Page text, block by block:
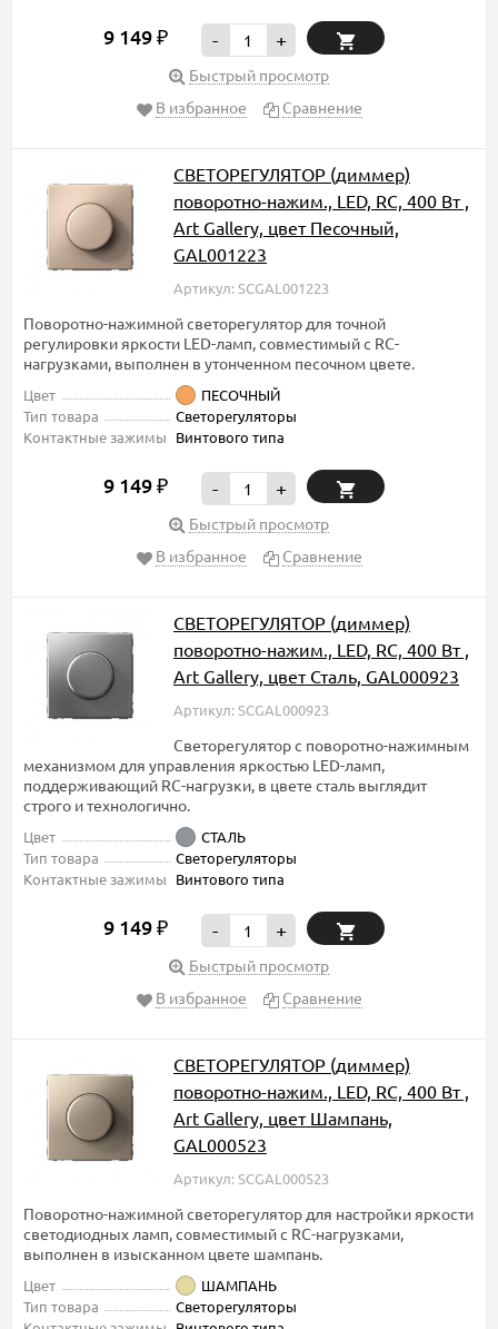
9 149 ₽ - +
Быстрый просмотр
В избранное
Сравнение
СВЕТОРЕГУЛЯТОР (диммер)
поворотно-нажим., LED, RC, 400 Вт ,
Art Gallery, цвет Песочный,
GAL001223
Артикул: SCGAL001223
Поворотно-нажимной светорегулятор для точной
регулировки яркости LED-ламп, совместимый с RC-
нагрузками, выполнен в утонченном песочном цвете.
Цвет
ПЕСОЧНЫЙ
Тип товара
Светорегуляторы
Контактные зажимы Винтового типа
9 149 ₽ - +
Быстрый просмотр
В избранное
Сравнение
СВЕТОРЕГУЛЯТОР (диммер)
поворотно-нажим., LED, RC, 400 Вт ,
Art Gallery, цвет Сталь, GAL000923
Артикул: SCGAL000923
Светорегулятор с поворотно-нажимным
механизмом для управления яркостью LED-ламп,
поддерживающий RC-нагрузки, в цвете сталь выглядит
строго и технологично.
Цвет
СТАЛЬ
Тип товара
Светорегуляторы
Контактные зажимы Винтового типа
9 149 ₽ - +
Быстрый просмотр
В избранное
Сравнение
СВЕТОРЕГУЛЯТОР (диммер)
поворотно-нажим., LED, RC, 400 Вт ,
Art Gallery, цвет Шампань,
GAL000523
Артикул: SCGAL000523
Поворотно-нажимной светорегулятор для настройки яркости
светодиодных ламп, совместимый с RC-нагрузками,
выполнен в изысканном цвете шампань.
Цвет
ШАМПАНЬ
Тип товара
Светорегуляторы